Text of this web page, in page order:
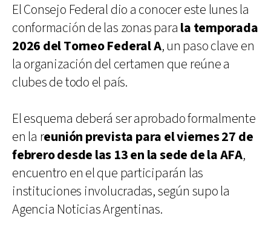
El Consejo Federal dio a conocer este lunes la
conformación de las zonas para la temporada
2026 del Torneo Federal A, un paso clave en
la organización del certamen que reúne a
clubes de todo el país.
El esquema deberá ser aprobado formalmente
en la reunión prevista para el viernes 27 de
febrero desde las 13 en la sede de la AFA,
encuentro en el que participarán las
instituciones involucradas, según supo la
Agencia Noticias Argentinas.